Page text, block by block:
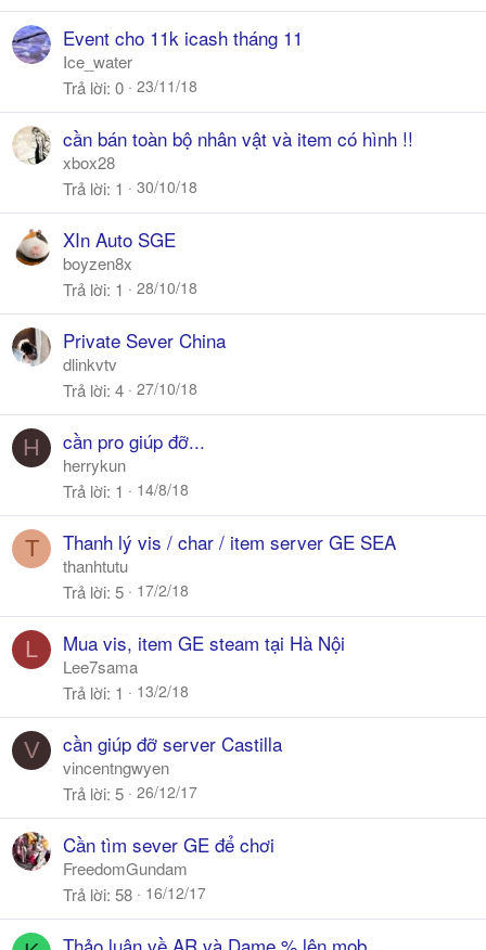
Event cho 11k icash tháng 11
Ice_water
Trả lời 0 23/11/18
cần bán toàn bộ nhân vật và item có hình !!
xbox28
Trả lời 1 30/10/18
XIn Auto SGE
boyzen8x
Trả lời 1 28/10/18
Private Sever China
dlinkvtv
Trả lời 4 27/10/18
H cần pro giúp đỡ...
herrykun
Trả lời 1 14/8/18
T Thanh lý vis / char / item server GE SEA
thanhtutu
Trả lời 5 17/2/18
L Mua vis, item GE steam tại Hà Nội
Lee7sama
Trả lời 1 13/2/18
V cần giúp đỡ server Castilla
vincentngwyen
Trả lời 5 26/12/17
Cần tìm sever GE để chơi
FreedomGundam
Trả lời 58 16/12/17